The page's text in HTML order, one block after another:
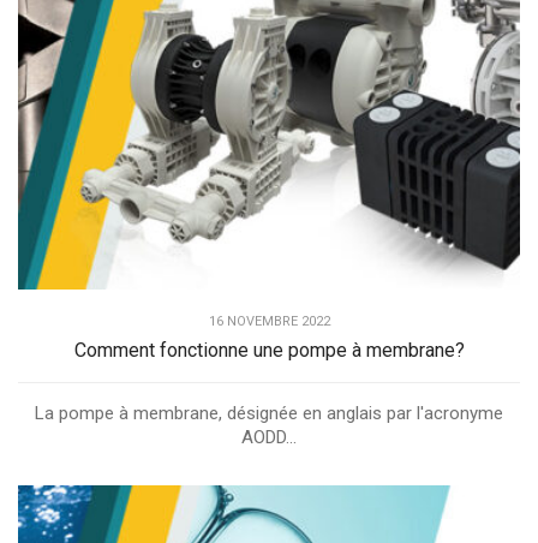
16 NOVEMBRE 2022
Comment fonctionne une pompe à membrane?
La pompe à membrane, désignée en anglais par l'acronyme
AODD...